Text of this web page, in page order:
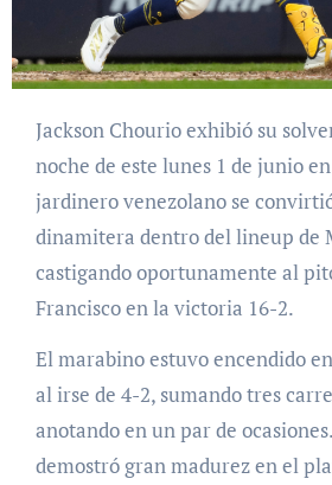
Jackson Chourio exhibió su solvencia ofensiva la
noche de este lunes 1 de junio
jardinero venezolano se
dinamitera dentro del lineup de
castigando oportunamente al
Francisco en la victoria 16-2.
El marabino estuvo encendido
al irse de 4-2, sumando tres
anotando en un par de
demostró gran madurez en el